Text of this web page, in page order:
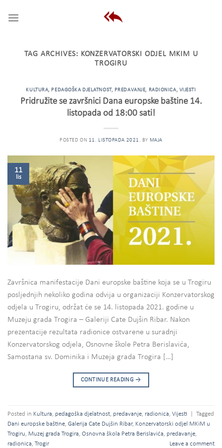
TAG ARCHIVES: KONZERVATORSKI ODJEL MKIM U
TROGIRU
KULTURA, PEDAGOŠKA DJELATNOST, PREDAVANJE, RADIONICA, VIJESTI
Pridružite se završnici Dana europske baštine 14.
listopada od 18:00 sati!
POSTED ON 11. LISTOPADA 2021. BY MAJA
11
lis
Završnica manifestacije Dani europske baštine koja se u Trogiru
posljednjih nekoliko godina odvija u organizaciji Konzervatorskog
odjela u Trogiru, održat će se 14. listopada 2021. godine u
Muzeju grada Trogira – Galeriji Cate Dujšin Ribar. Nakon
prezentacije rezultata radionice ostvarene u suradnji
Konzervatorskog odjela, Osnovne škole Petra Berislavića,
Samostana sv. Dominika i Muzeja grada Trogira […]
CONTINUE READING →
Posted in Kultura, pedagoška djelatnost, predavanje, radionica, Vijesti
Tagged
Dani europske baštine, Galerija Cate Dujšin Ribar, Konzervatorski odjel MKiM u
Trogiru, Muzej grada Trogira, Osnovna škola Petra Berislavića, predavanje,
radionica, Trogir Leave a comment